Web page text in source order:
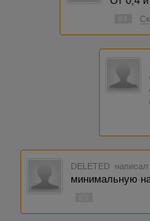
DELETED
минимальную